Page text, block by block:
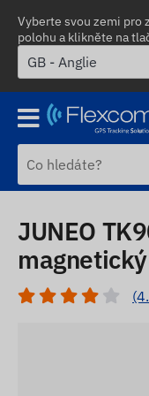
Vyberte svou zemi pro
polohu a klikněte na
JUNEO